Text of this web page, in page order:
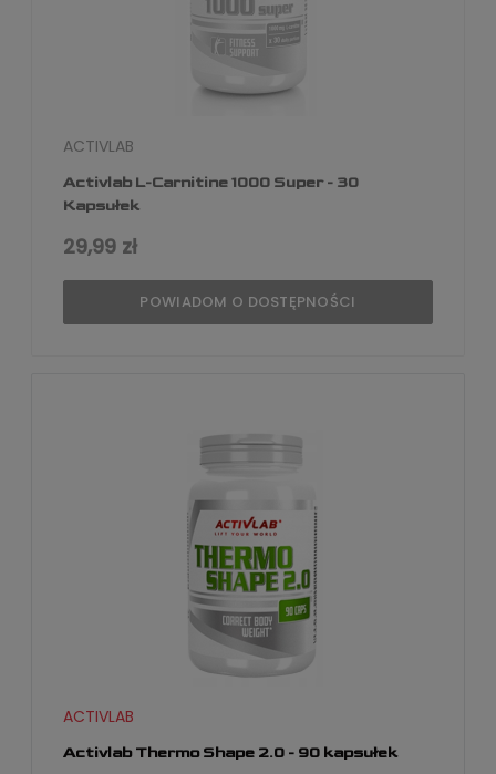
Activlab L-Carnitine 1000 Super - 30
Kapsułek
ACTIVLAB
29,99 zł
POWIADOM O DOSTĘPNOŚCI
Activlab Thermo Shape 2.0 - 90 kapsułek
ACTIVLAB